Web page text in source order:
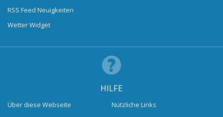
RSS Feed Neuigkeiten
Wetter Widget
HILFE
Über diese Webseite
Nützliche Links